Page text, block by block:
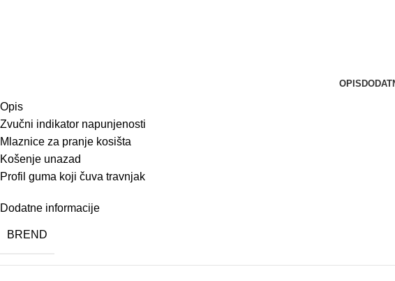
OPIS
Opis
Zvučni indikator napunjenosti
Mlaznice za pranje kosišta
Košenje unazad
Profil guma koji čuva travnjak
Dodatne informacije
BREND